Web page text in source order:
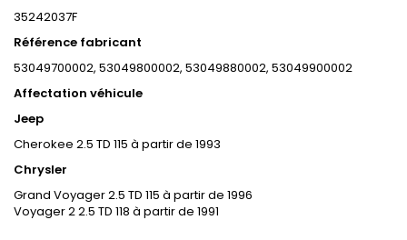
35242037F
Référence fabricant
53049700002, 53049800002, 53049880002, 53049900002
Affectation véhicule
Jeep
Cherokee 2.5 TD 115 à partir de 1993
Chrysler
Grand Voyager 2.5 TD 115 à partir de 1996
Voyager 2 2.5 TD 118 à partir de 1991